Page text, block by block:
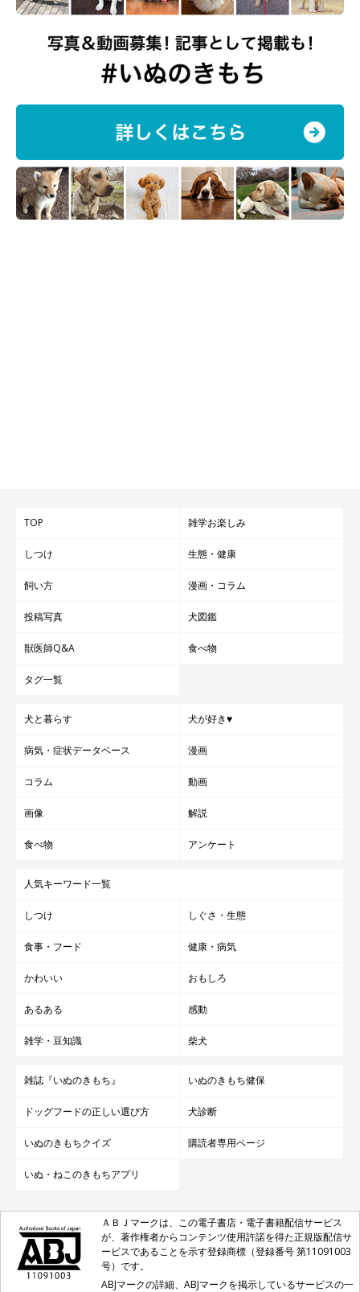
TOP 雑学お楽しみ
しつけ 生態・健康
飼い方 漫画・コラム
投稿写真 犬図鑑
獣医師Q&A 食べ物
タグ一覧
犬と暮らす 犬が好き♥
病気・症状データベース 漫画
コラム 動画
画像 解説
食べ物 アンケート
人気キーワード一覧
しつけ しぐさ・生態
食事・フード 健康・病気
かわいい おもしろ
あるある 感動
雑学・豆知識 柴犬
雑誌『いぬのきもち』 いぬのきもち健保
ドッグフードの正しい選び方 犬診断
いぬのきもちクイズ 購読者専用ページ
いぬ・ねこのきもちアプリ
ＡＢＪマークは、この電子書店・電子書籍配信サービス
が、著作権者からコンテンツ使用許諾を得た正規版配信サ
ービスであることを示す登録商標（登録番号 第11091003
号）です。
ABJマークの詳細、ABJマークを掲示しているサービスの一